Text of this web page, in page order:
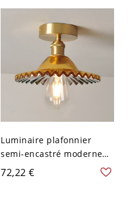
30,48 cm Or Blanc
Luminaire plafonnier
semi-encastré moderne
en verre blanc avec
ampoules LED - 110 V-120
72,22 €